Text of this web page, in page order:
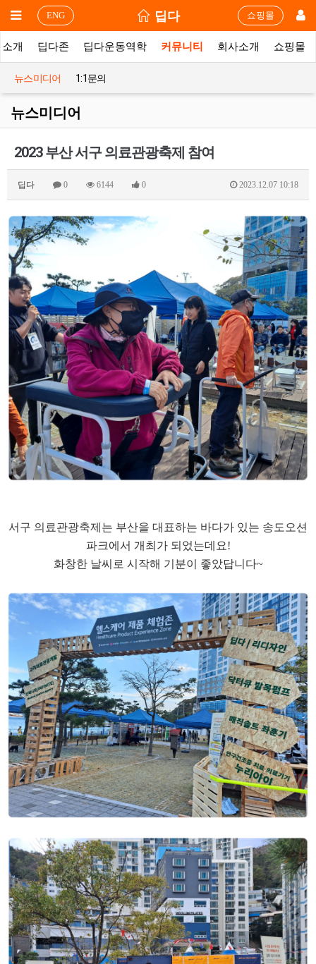
ENG 딥다 쇼핑몰
개 딥다존 딥다운동역학 커뮤니티 회사소개 쇼핑몰
뉴스미디어 1:1문의
뉴스미디어
2023 부산 서구 의료관광축제 참여
딥다 0 6144 0 2023.12.07 10:18
서구 의료관광축제는 부산을 대표하는 바다가 있는 송도오션
파크에서 개최가 되었는데요!
화창한 날씨로 시작해 기분이 좋았답니다~